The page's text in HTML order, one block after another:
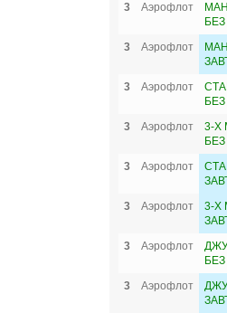
3 Аэрофлот
3
Аэрофлот
3
Аэрофлот
3
Аэрофлот
3-Х
3
Аэрофлот
3
Аэрофлот
3-Х
3
Аэрофлот
3
Аэрофлот